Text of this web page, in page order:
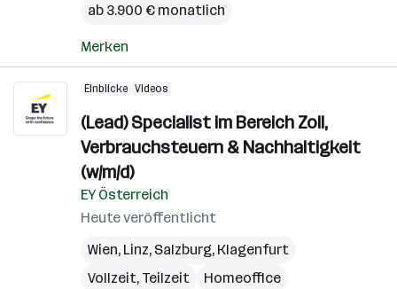
ab 3.900 € monatlich
Merken
Einblicke Videos
(Lead) Specialist im Bereich Zoll,
Verbrauchsteuern & Nachhaltigkeit
(w/m/d)
EY Österreich
Heute veröffentlicht
Wien, Linz, Salzburg, Klagenfurt
Vollzeit, Teilzeit
Homeoffice